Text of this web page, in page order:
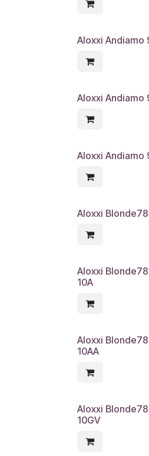
Aloxxi Andiamo
Aloxxi Andiamo
Aloxxi Andiamo
Aloxxi
Aloxxi
10A
Aloxxi
10AA
Aloxxi
10GV